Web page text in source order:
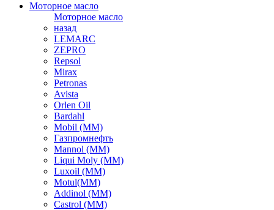
Моторное масло
Моторное масло
назад
LEMARC
ZEPRO
Repsol
Mirax
Petronas
Avista
Orlen Oil
Bardahl
Mobil (ММ)
Газпромнефть
Mannol (ММ)
Liqui Moly (ММ)
Luxoil (ММ)
Motul(ММ)
Addinol (ММ)
Castrol (ММ)